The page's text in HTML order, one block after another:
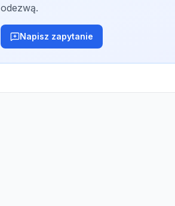
odezwą.
Napisz zapytanie